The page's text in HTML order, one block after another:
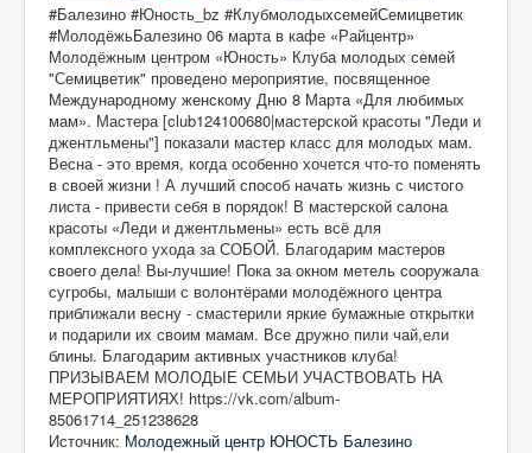
#Балезино #Юность_bz #КлубмолодыхсемейСемицветик
#МолодёжьБалезино 06 марта в кафе «Райцентр»
Молодёжным центром «Юность» Клуба молодых семей
"Семицветик" проведено мероприятие, посвященное
Международному женскому Дню 8 Марта «Для любимых
мам». Мастера [club124100680|мастерской красоты "Леди и
джентльмены"] показали мастер класс для молодых мам.
Весна - это время, когда особенно хочется что-то поменять
в своей жизни ! А лучший способ начать жизнь с чистого
листа - привести себя в порядок! В мастерской салона
красоты «Леди и джентльмены» есть всё для
комплексного ухода за СОБОЙ. Благодарим мастеров
своего дела! Вы-лучшие! Пока за окном метель сооружала
сугробы, малыши с волонтёрами молодёжного центра
приближали весну - смастерили яркие бумажные открытки
и подарили их своим мамам. Все дружно пили чай,ели
блины. Благодарим активных участников клуба!
ПРИЗЫВАЕМ МОЛОДЫЕ СЕМЬИ УЧАСТВОВАТЬ НА
МЕРОПРИЯТИЯХ! https://vk.com/album-
85061714_251238628
Источник: Молодежный центр ЮНОСТЬ Балезино